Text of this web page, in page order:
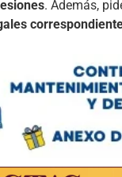
lesiones. Además,